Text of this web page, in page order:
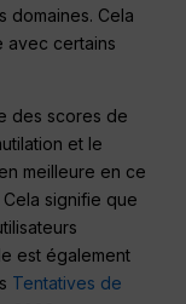
domaines. Cela
avec certains
des scores de
et le
meilleure en ce
signifie que
est également
Tentatives de